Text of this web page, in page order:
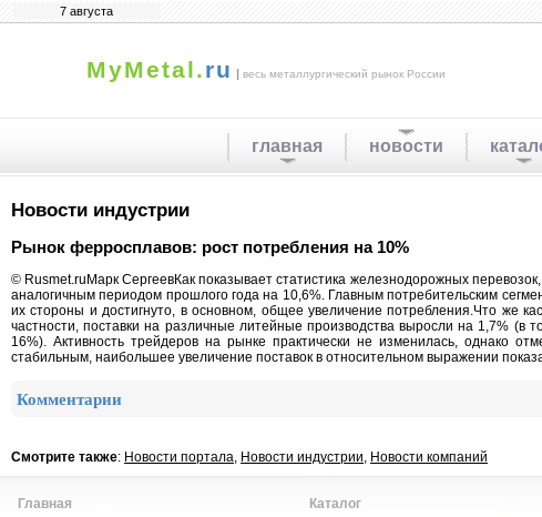
7 августа
MyMetal.ru | весь металлургический рынок России
главная новости
Новости индустрии
Рынок ферросплавов: рост потребления на 10%
© Rusmet.ruМарк СергеевКак показывает статистика железнодорожных
аналогичным периодом прошлого года на 10,6%. Главным потребительским
их стороны и достигнуто, в основном, общее увеличение потребления.Что же
частности, поставки на различные литейные производства выросли на 1,7%
16%). Активность трейдеров на рынке практически не изменилась, однако
стабильным, наибольшее увеличение поставок в относительном выражении
Комментарии
Смотрите также: Новости портала, Новости индустрии, Новости компаний
Главная
Каталог